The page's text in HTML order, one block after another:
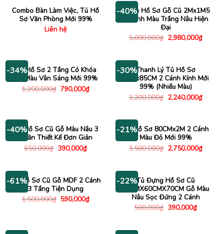
Combo Bàn Làm Việc, Tủ Hồ
Sơ Văn Phòng Mới 99%
Liên hệ
-40%
Kệ Tủ Hồ Sơ Gỗ Cũ 2Mx1M5
2 Cánh Màu Trắng Nâu Hiện
Đại
5,000,000₫ Giá
gốc
2,980,000₫Giá
hiện
-34%
Tủ Hồ Sơ 2 Tầng Có Khóa
Gỗ Màu Vân Sáng Mới 99%
1,200,000₫ Giá
790,000₫Giá
hiện
-30%Thanh Lý Tủ Hồ Sơ
1M8x85CM 2 Cánh Kính Mới
99% (Nhiều Màu)
3,200,000₫ Giá
gốc
2,240,000₫Giá
hiện
-40%
Tủ Hồ Sơ Cũ Gỗ Màu Nâu 3
Ngăn Thiết Kế Đơn Giản
650,000₫ Giá
390,000₫Giá
hiện
390,000₫.
-21%
Tủ Hồ Sơ 80CMx2M 2 Cánh
Màu Đỏ Mới 99%
3,500,000₫ Giá
gốc
2,750,000₫Giá
hiện
-61%
Tủ Hồ Sơ Cũ Gỗ MDF 2 Cánh
3 Tầng Tiện Dụng
1,500,000₫ Giá
590,000₫Giá
hiện
-22%Tủ Đựng Hồ Sơ Cũ
50CMX60CMX70CM Gỗ Màu
Nâu Sọc Đứng 2 Cánh
500,000₫ Giá
390,000₫Giá
hiện